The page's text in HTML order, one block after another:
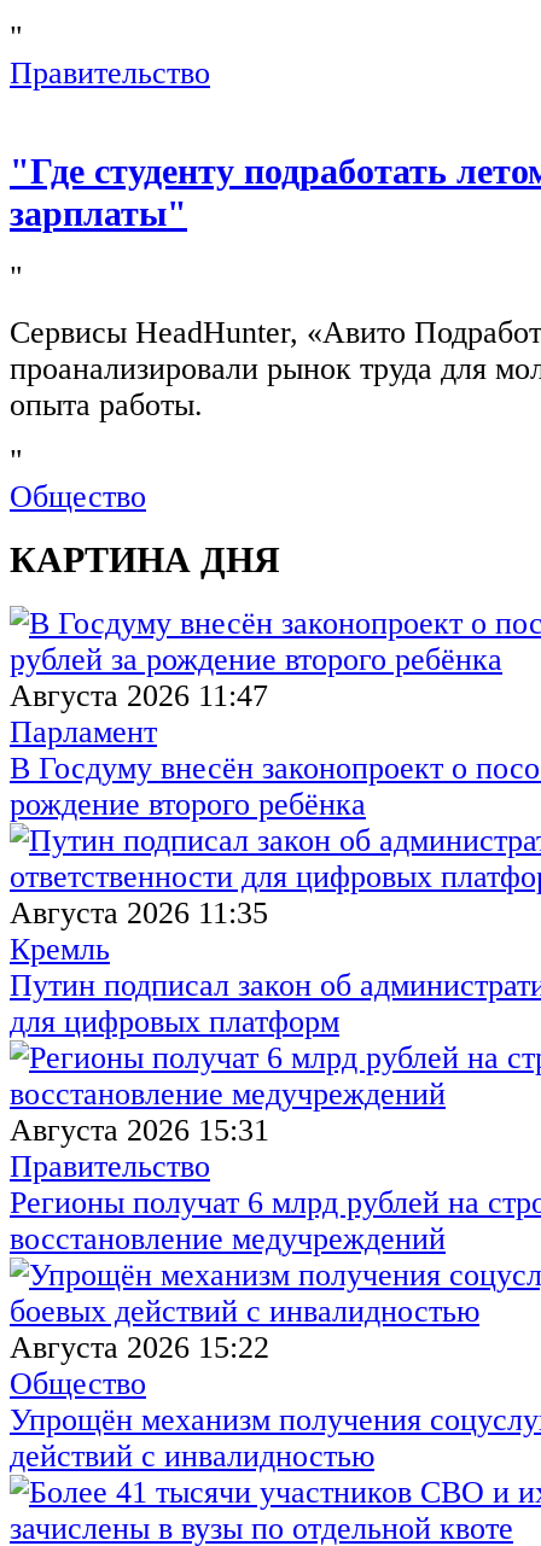
"
Правительство
"Где студенту подработать
зарплаты"
"
Сервисы HeadHunter, «Авито
проанализировали рынок труда для
опыта работы.
"
Общество
КАРТИНА ДНЯ
Августа 2026 11:47
Парламент
В Госдуму внесён законопроект о
рождение второго ребёнка
Августа 2026 11:35
Кремль
Путин подписал закон об
для цифровых платформ
Августа 2026 15:31
Правительство
Регионы получат 6 млрд рублей на
восстановление медучреждений
Августа 2026 15:22
Общество
Упрощён механизм получения
действий с инвалидностью